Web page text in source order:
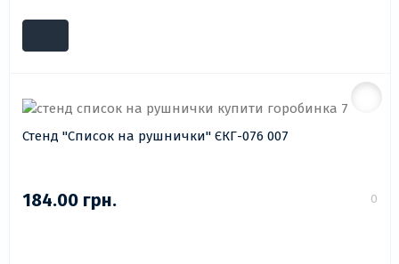
Стенд "Список на рушнички" ЄКГ-076 007
184.00 грн. 0